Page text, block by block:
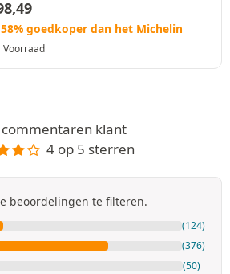
58% goedkoper dan het Michelin
Voorraad
klant
4 op 5 sterren
beoordelingen te filteren.
(124)
(376)
(50)